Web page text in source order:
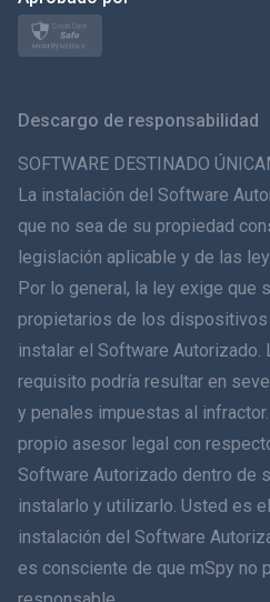
ภาษาไทย
Dansk
हिंदी
עברית
Română
Ελληνικά
Tiếng Việt
Descargo de responsabilidad
SOFTWARE DESTINADO
La instalación del Software
que no sea de su propiedad
legislación aplicable y de las
Por lo general, la ley exige que
propietarios de los
instalar el Software Autorizado.
requisito podría resultar en
y penales impuestas al
propio asesor legal con
Software Autorizado dentro de
instalarlo y utilizarlo. Usted es
instalación del Software
es consciente de que mSpy no